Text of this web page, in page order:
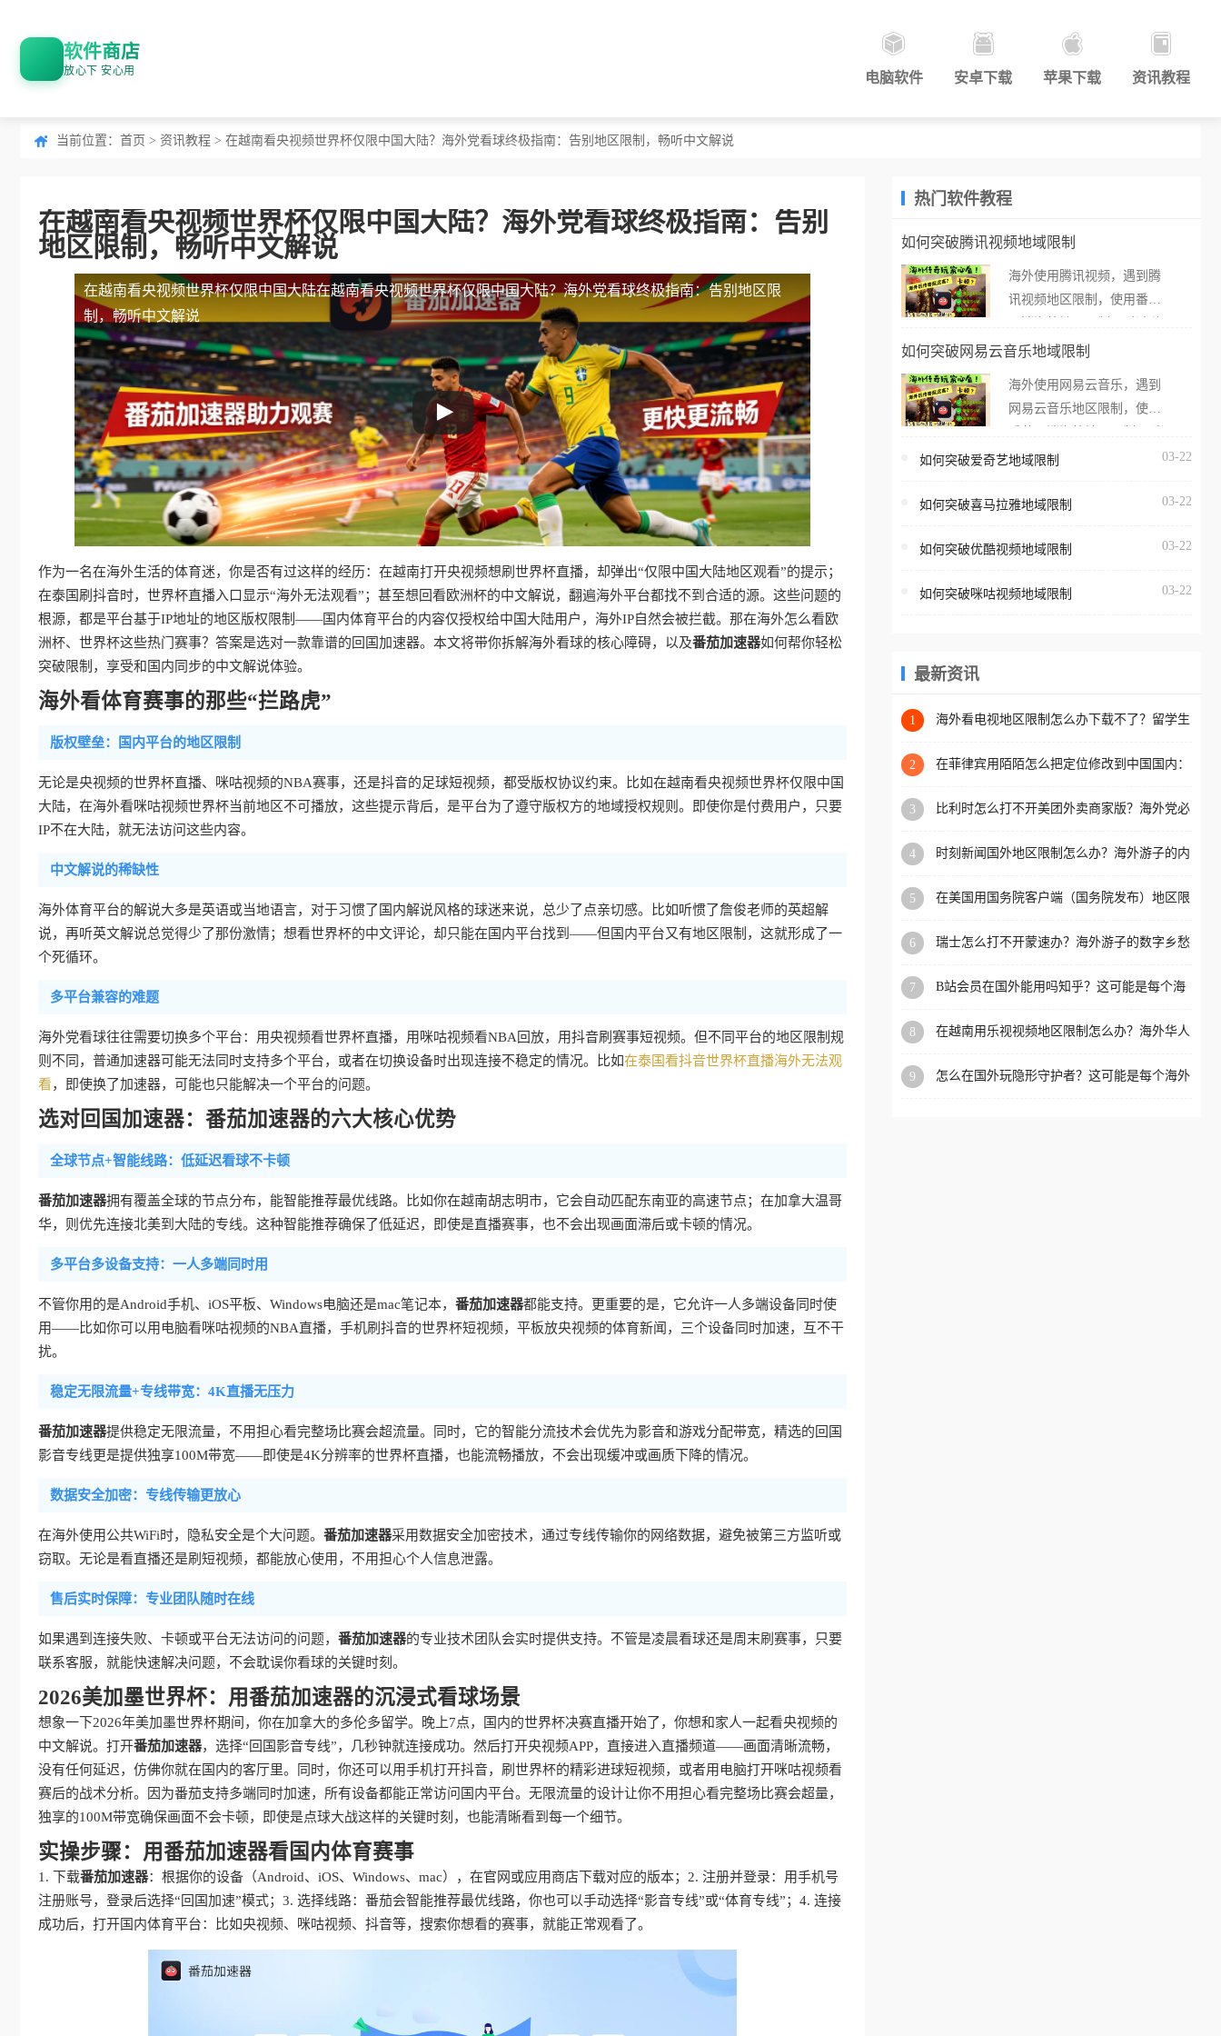
软件商店
放心下 安心用 电脑软件 安卓下载 苹果下载 资讯教程
当前位置： 首页 > 资讯教程 > 在越南看央视频世界杯仅限中国大陆？海外党看球终极指南：告别地区限制，畅听中文解说
在越南看央视频世界杯仅限中国大陆？海外党看球终极指南：告别
地区限制，畅听中文解说
在越南看央视频世界杯仅限中国大陆在越南看央视频世界杯仅限中国大陆？海外党看球终极指南：告别地区限
制，畅听中文解说
作为一名在海外生活的体育迷，你是否有过这样的经历：在越南打开央视频想刷世界杯直播，却弹出“仅限中国大陆地区观看”的提示；
在泰国刷抖音时，世界杯直播入口显示“海外无法观看”；甚至想回看欧洲杯的中文解说，翻遍海外平台都找不到合适的源。这些问题的
根源，都是平台基于IP地址的地区版权限制——国内体育平台的内容仅授权给中国大陆用户，海外IP自然会被拦截。那在海外怎么看欧
洲杯、世界杯这些热门赛事？答案是选对一款靠谱的回国加速器。本文将带你拆解海外看球的核心障碍，以及番茄加速器如何帮你轻松
突破限制，享受和国内同步的中文解说体验。
海外看体育赛事的那些“拦路虎”
版权壁垒：国内平台的地区限制
无论是央视频的世界杯直播、咪咕视频的NBA赛事，还是抖音的足球短视频，都受版权协议约束。比如在越南看央视频世界杯仅限中国
大陆，在海外看咪咕视频世界杯当前地区不可播放，这些提示背后，是平台为了遵守版权方的地域授权规则。即使你是付费用户，只要
IP不在大陆，就无法访问这些内容。
中文解说的稀缺性
海外体育平台的解说大多是英语或当地语言，对于习惯了国内解说风格的球迷来说，总少了点亲切感。比如听惯了詹俊老师的英超解
说，再听英文解说总觉得少了那份激情；想看世界杯的中文评论，却只能在国内平台找到——但国内平台又有地区限制，这就形成了一
个死循环。
多平台兼容的难题
海外党看球往往需要切换多个平台：用央视频看世界杯直播，用咪咕视频看NBA回放，用抖音刷赛事短视频。但不同平台的地区限制规
则不同，普通加速器可能无法同时支持多个平台，或者在切换设备时出现连接不稳定的情况。比如在泰国看抖音世界杯直播海外无法观
看，即使换了加速器，可能也只能解决一个平台的问题。
选对回国加速器：番茄加速器的六大核心优势
全球节点+智能线路：低延迟看球不卡顿
番茄加速器拥有覆盖全球的节点分布，能智能推荐最优线路。比如你在越南胡志明市，它会自动匹配东南亚的高速节点；在加拿大温哥
华，则优先连接北美到大陆的专线。这种智能推荐确保了低延迟，即使是直播赛事，也不会出现画面滞后或卡顿的情况。
多平台多设备支持：一人多端同时用
不管你用的是Android手机、iOS平板、Windows电脑还是mac笔记本， 番茄加速器都能支持。更重要的是，它允许一人多端设备同时使
用——比如你可以用电脑看咪咕视频的NBA直播，手机刷抖音的世界杯短视频，平板放央视频的体育新闻，三个设备同时加速，互不干
扰。
稳定无限流量+专线带宽：4K直播无压力
番茄加速器提供稳定无限流量，不用担心看完整场比赛会超流量。同时，它的智能分流技术会优先为影音和游戏分配带宽，精选的回国
影音专线更是提供独享100M带宽——即使是4K分辨率的世界杯直播，也能流畅播放，不会出现缓冲或画质下降的情况。
数据安全加密：专线传输更放心
在海外使用公共WiFi时，隐私安全是个大问题。 番茄加速器采用数据安全加密技术，通过专线传输你的网络数据，避免被第三方监听或
窃取。无论是看直播还是刷短视频，都能放心使用，不用担心个人信息泄露。
售后实时保障：专业团队随时在线
如果遇到连接失败、卡顿或平台无法访问的问题， 番茄加速器的专业技术团队会实时提供支持。不管是凌晨看球还是周末刷赛事，只要
联系客服，就能快速解决问题，不会耽误你看球的关键时刻。
2026美加墨世界杯：用番茄加速器的沉浸式看球场景
想象一下2026年美加墨世界杯期间，你在加拿大的多伦多留学。晚上7点，国内的世界杯决赛直播开始了，你想和家人一起看央视频的
中文解说。打开番茄加速器，选择“回国影音专线”，几秒钟就连接成功。然后打开央视频APP，直接进入直播频道——画面清晰流畅，
没有任何延迟，仿佛你就在国内的客厅里。同时，你还可以用手机打开抖音，刷世界杯的精彩进球短视频，或者用电脑打开咪咕视频看
赛后的战术分析。因为番茄支持多端同时加速，所有设备都能正常访问国内平台。无限流量的设计让你不用担心看完整场比赛会超量，
独享的100M带宽确保画面不会卡顿，即使是点球大战这样的关键时刻，也能清晰看到每一个细节。
实操步骤：用番茄加速器看国内体育赛事
1. 下载番茄加速器：根据你的设备（Android、iOS、Windows、mac），在官网或应用商店下载对应的版本；2. 注册并登录：用手机号
注册账号，登录后选择“回国加速”模式；3. 选择线路：番茄会智能推荐最优线路，你也可以手动选择“影音专线”或“体育专线”；4. 连接
成功后，打开国内体育平台：比如央视频、咪咕视频、抖音等，搜索你想看的赛事，就能正常观看了。
热门软件教程
如何突破腾讯视频地域限制
海外使用腾讯视频，遇到腾
讯视频地区限制，使用番茄
外打开腾讯视频，却突然弹
地区无法播放”的提示语。
海外用户如香港、澳门、台
亚、欧洲等国家和地区时，
台一样，出现地区及版权限
地区播放。 遇到这个问题的
区工作、留学、定居等，都
权限制所困扰。
如何突破网易云音乐地域限制
海外使用网易云音乐，遇到
网易云音乐地区限制，使用
在海外打开网易云音乐，却
所在的地区无法播放”的提示
门、台湾、美国、加拿大、
区时，网易云音乐也会像其
回国加速器，即可解决「海
版权限制」的问题，无论人
国、加拿大、澳大利亚、欧
学、定居等，都可以使用，
扰。
如何突破爱奇艺地域限制 03-22
如何突破喜马拉雅地域限制 03-22
如何突破优酷视频地域限制 03-22
如何突破咪咕视频地域限制 03-22
最新资讯
1
海外看电视地区限制怎么办下载不了？留学生
2
在菲律宾用陌陌怎么把定位修改到中国国内：
3
比利时怎么打不开美团外卖商家版？海外党必
4
时刻新闻国外地区限制怎么办？海外游子的内
5
在美国用国务院客户端（国务院发布）地区限
6
瑞士怎么打不开蒙速办？海外游子的数字乡愁
7
B站会员在国外能用吗知乎？这可能是每个海
8
在越南用乐视视频地区限制怎么办？海外华人
9
怎么在国外玩隐形守护者？这可能是每个海外